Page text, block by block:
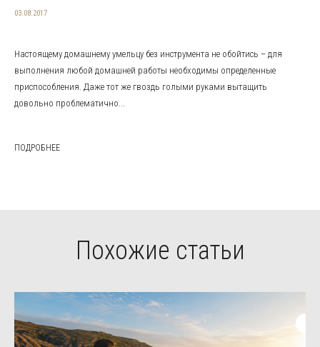
03.08.2017
Настоящему домашнему умельцу без инструмента не обойтись – для
выполнения любой домашней работы необходимы определенные
приспособления. Даже тот же гвоздь голыми руками вытащить
довольно проблематично...
ПОДРОБНЕЕ
Похожие статьи